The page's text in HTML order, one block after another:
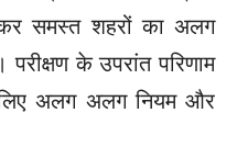
समस्त शहरों का अलग
के उपरांत परिणाम
अलग अलग नियम और